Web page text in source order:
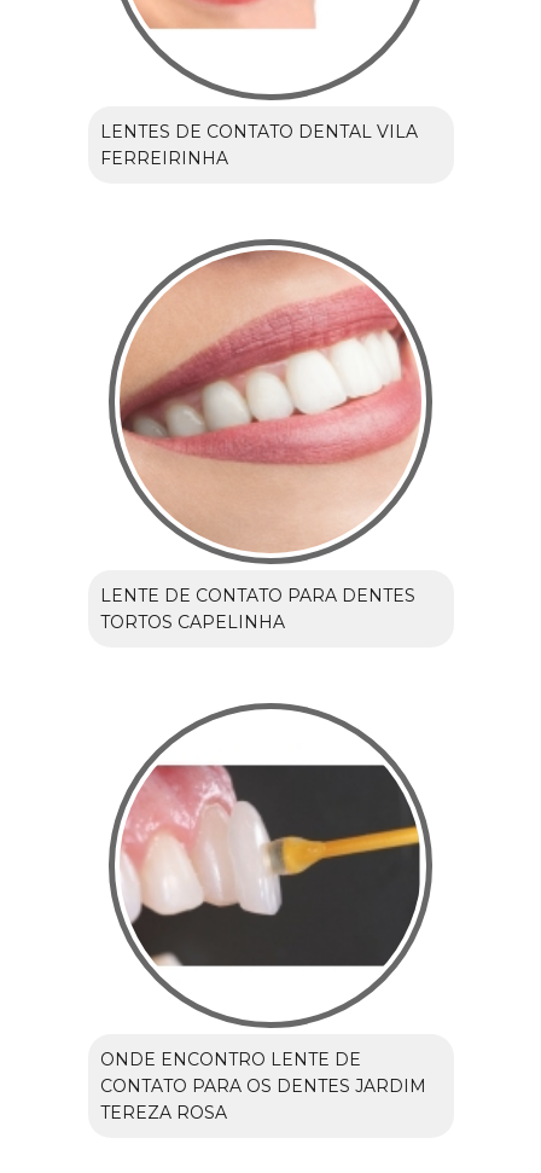
LENTES DE CONTATO DENTAL VILA
FERREIRINHA
LENTE DE CONTATO PARA DENTES
TORTOS CAPELINHA
ONDE ENCONTRO LENTE DE
CONTATO PARA OS DENTES JARDIM
TEREZA ROSA